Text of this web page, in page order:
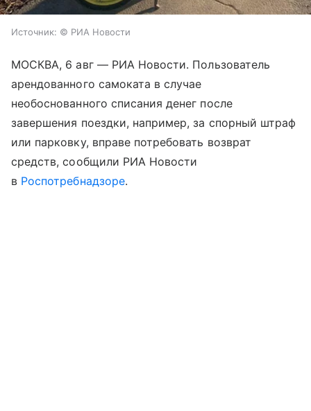
Источник: © РИА Новости
МОСКВА, 6 авг — РИА Новости. Пользователь
арендованного самоката в случае
необоснованного списания денег после
завершения поездки, например, за спорный штраф
или парковку, вправе потребовать возврат
средств, сообщили РИА Новости
в Роспотребнадзоре.